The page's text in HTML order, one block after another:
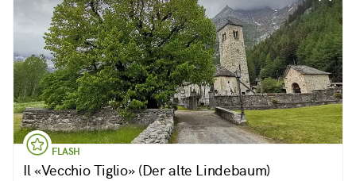
FLASH
Il «Vecchio Tiglio» (Der alte Lindebaum)